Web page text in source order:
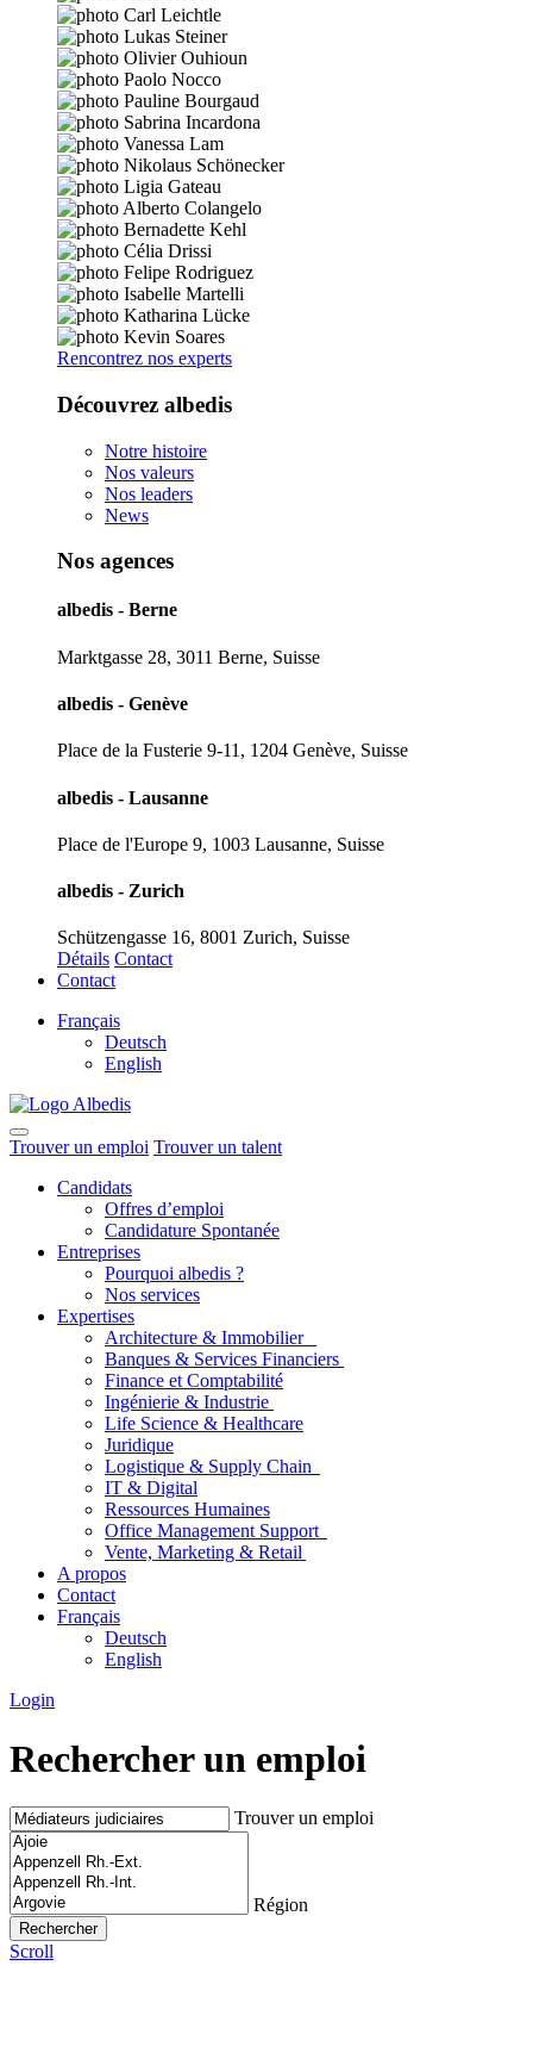
Rencontrez nos experts
Découvrez albedis
Notre histoire
Nos valeurs
Nos leaders
News
Nos agences
albedis - Berne
Marktgasse 28, 3011 Berne, Suisse
albedis - Genève
Place de la Fusterie 9-11, 1204 Genève, Suisse
albedis - Lausanne
Place de l'Europe 9, 1003 Lausanne, Suisse
albedis - Zurich
Schützengasse 16, 8001 Zurich, Suisse
Détails Contact
Contact
Français
Deutsch
English
Trouver un emploi Trouver un talent
Candidats
Offres d’emploi
Candidature Spontanée
Entreprises
Pourquoi albedis ?
Nos services
Expertises
Architecture & Immobilier
Banques & Services Financiers
Finance et Comptabilité
Ingénierie & Industrie
Life Science & Healthcare
Juridique
Logistique & Supply Chain
IT & Digital
Ressources Humaines
Office Management Support
Vente, Marketing & Retail
A propos
Contact
Français
Deutsch
English
Login
Rechercher un emploi
Trouver un emploi
Région
Scroll